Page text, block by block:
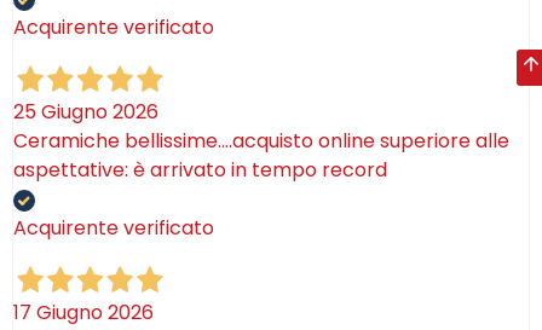
Acquirente verificato
25 Giugno 2026
Ceramiche bellissime….acquisto online superiore alle
aspettative: è arrivato in tempo record
Acquirente verificato
17 Giugno 2026